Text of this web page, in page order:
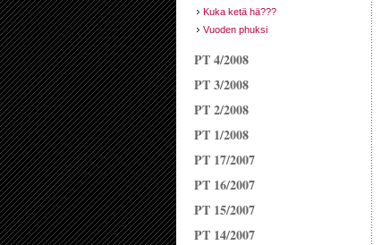
Kuka ketä hä???
Vuoden phuksi
PT 4/2008
PT 3/2008
PT 2/2008
PT 1/2008
PT 17/2007
PT 16/2007
PT 15/2007
PT 14/2007